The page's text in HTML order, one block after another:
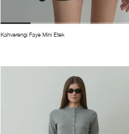
Kahverengi Faye Mini Etek